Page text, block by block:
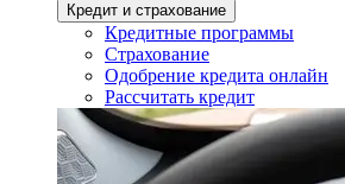
Кредит и страхование
Кредитные программы
Страхование
Одобрение кредита онлайн
Рассчитать кредит